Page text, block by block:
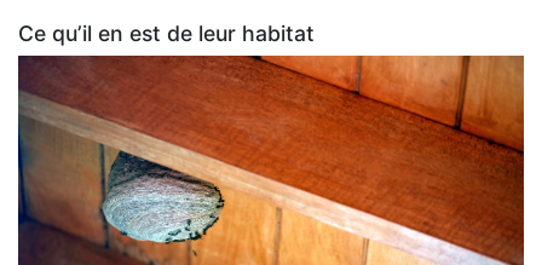
Ce qu’il en est de leur habitat